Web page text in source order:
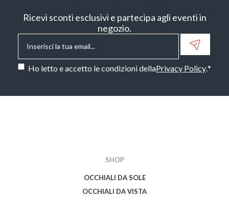
Ricevi sconti esclusivi e partecipa agli eventi in
negozio.
Email*
Consenso*
Ho letto e accetto le condizioni dellaPrivacy Policy.*
SHOP
OCCHIALI DA SOLE
OCCHIALI DA VISTA